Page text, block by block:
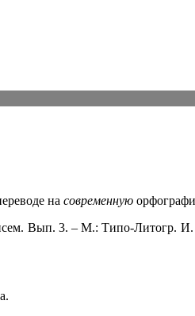
на современную
Вып. 3. – М.: Типо-Литогр. И.